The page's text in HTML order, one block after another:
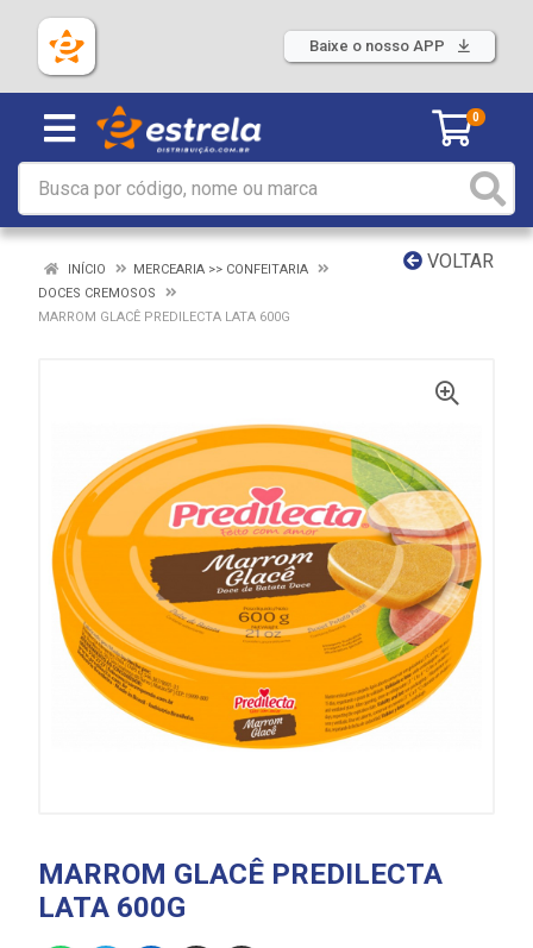
Baixe o nosso APP
0
VOLTAR
INÍCIO
MERCEARIA >> CONFEITARIA
DOCES CREMOSOS
MARROM GLACÊ PREDILECTA LATA 600G
MARROM GLACÊ PREDILECTA
LATA 600G